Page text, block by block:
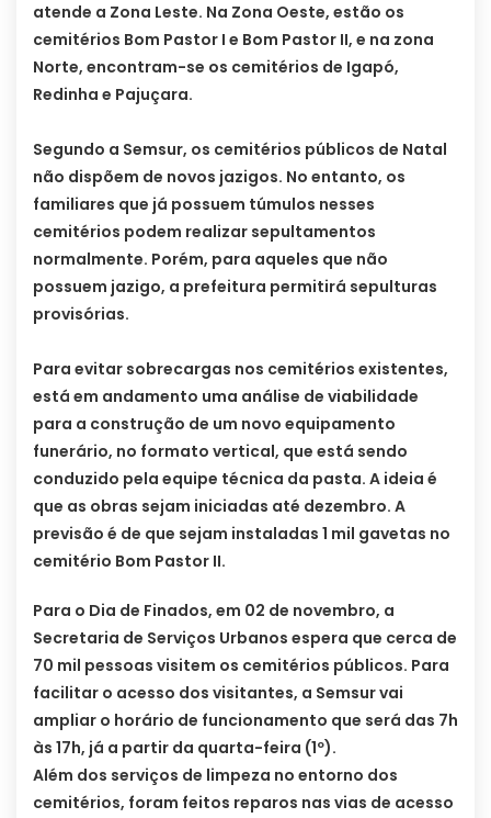
atende a Zona Leste. Na Zona Oeste, estão os
cemitérios Bom Pastor I e Bom Pastor II, e na zona
Norte, encontram-se os cemitérios de Igapó,
Redinha e Pajuçara.
Segundo a Semsur, os cemitérios públicos de Natal
não dispõem de novos jazigos. No entanto, os
familiares que já possuem túmulos nesses
cemitérios podem realizar sepultamentos
normalmente. Porém, para aqueles que não
possuem jazigo, a prefeitura permitirá sepulturas
provisórias.
Para evitar sobrecargas nos cemitérios existentes,
está em andamento uma análise de viabilidade
para a construção de um novo equipamento
funerário, no formato vertical, que está sendo
conduzido pela equipe técnica da pasta. A ideia é
que as obras sejam iniciadas até dezembro. A
previsão é de que sejam instaladas 1 mil gavetas no
cemitério Bom Pastor II.
Para o Dia de Finados, em 02 de novembro, a
Secretaria de Serviços Urbanos espera que cerca de
70 mil pessoas visitem os cemitérios públicos. Para
facilitar o acesso dos visitantes, a Semsur vai
ampliar o horário de funcionamento que será das 7h
às 17h, já a partir da quarta-feira (1º).
Além dos serviços de limpeza no entorno dos
cemitérios, foram feitos reparos nas vias de acesso